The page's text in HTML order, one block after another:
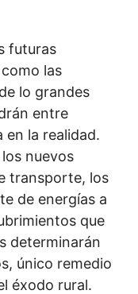
futuras
las
lo grandes
entre
la realidad.
nuevos
transporte, los
de energías a
que
determinarán
único remedio
éxodo rural.